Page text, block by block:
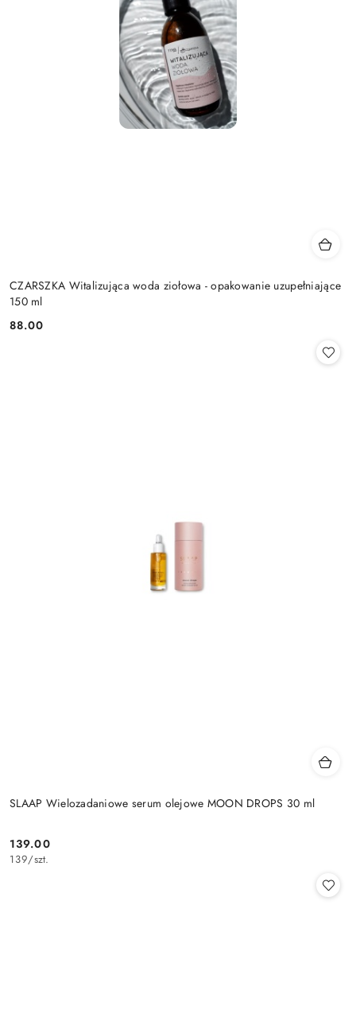
CZARSZKA Witalizująca woda ziołowa - opakowanie uzupełniające
150 ml
Cena:
88.00
SLAAP Wielozadaniowe serum olejowe MOON DROPS 30 ml
Cena:
139.00
139/szt.